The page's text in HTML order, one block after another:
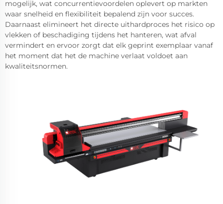
mogelijk, wat concurrentievoordelen oplevert op markten
waar snelheid en flexibiliteit bepalend zijn voor succes.
Daarnaast elimineert het directe uithardproces het risico op
vlekken of beschadiging tijdens het hanteren, wat afval
vermindert en ervoor zorgt dat elk geprint exemplaar vanaf
het moment dat het de machine verlaat voldoet aan
kwaliteitsnormen.